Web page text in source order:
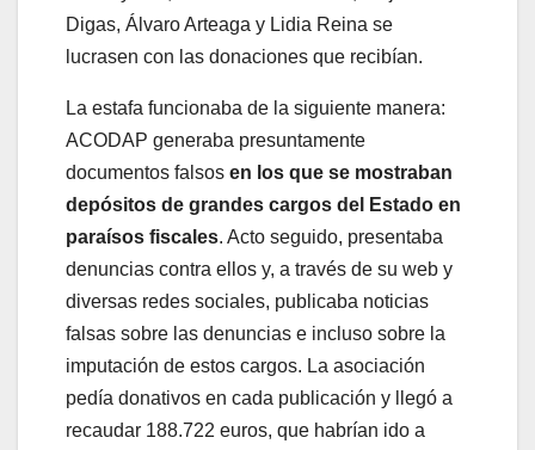
Digas, Álvaro Arteaga y Lidia Reina se
lucrasen con las donaciones que recibían.
La estafa funcionaba de la siguiente manera:
ACODAP generaba presuntamente
documentos falsos en los que se mostraban
depósitos de grandes cargos del Estado en
paraísos fiscales. Acto seguido, presentaba
denuncias contra ellos y, a través de su web y
diversas redes sociales, publicaba noticias
falsas sobre las denuncias e incluso sobre la
imputación de estos cargos. La asociación
pedía donativos en cada publicación y llegó a
recaudar 188.722 euros, que habrían ido a